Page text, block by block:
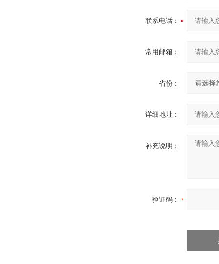
联系电话：
常用邮箱：
省份：
详细地址：
补充说明：
验证码：